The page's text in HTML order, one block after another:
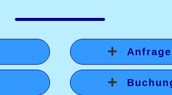
Anfrage